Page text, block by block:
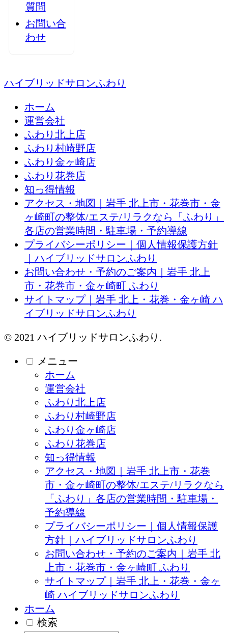
質問
お問い合
わせ
ハイブリッドサロンふわり
ホーム
運営会社
ふわり北上店
ふわり村崎野店
ふわり金ヶ崎店
ふわり花巻店
知っ得情報
アクセス・地図｜岩手 北上市・花巻市・金
ヶ崎町の整体/エステ/リラクなら「ふわり」
各店の営業時間・駐車場・予約導線
プライバシーポリシー｜個人情報保護方針
｜ハイブリッドサロンふわり
お問い合わせ・予約のご案内｜岩手 北上
市・花巻市・金ヶ崎町 ふわり
サイトマップ｜岩手 北上・花巻・金ヶ崎 ハ
イブリッドサロンふわり
© 2021 ハイブリッドサロンふわり.
メニュー
ホーム
運営会社
ふわり北上店
ふわり村崎野店
ふわり金ヶ崎店
ふわり花巻店
知っ得情報
アクセス・地図｜岩手 北上市・花巻
市・金ヶ崎町の整体/エステ/リラクなら
「ふわり」各店の営業時間・駐車場・
予約導線
プライバシーポリシー｜個人情報保護
方針｜ハイブリッドサロンふわり
お問い合わせ・予約のご案内｜岩手 北
上市・花巻市・金ヶ崎町 ふわり
サイトマップ｜岩手 北上・花巻・金ヶ
崎 ハイブリッドサロンふわり
ホーム
検索